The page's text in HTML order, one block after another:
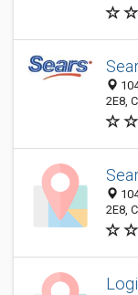
2E8,
2E8,